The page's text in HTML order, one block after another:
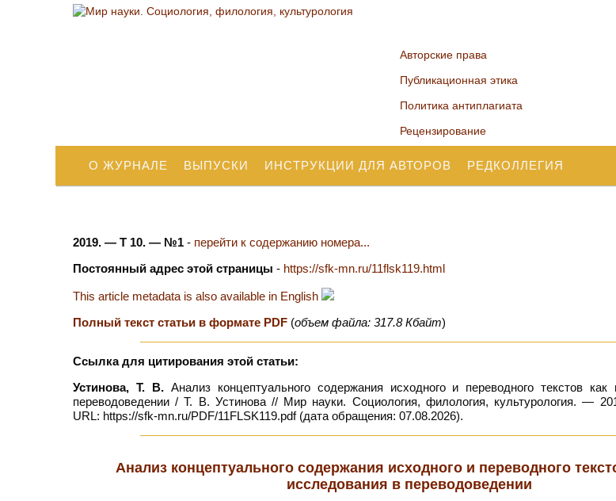
Авторские права
Публикационная этика
Политика антиплагиата
Рецензирование
О ЖУРНАЛЕ ВЫПУСКИ ИНСТРУКЦИИ ДЛЯ АВТОРОВ РЕДКОЛЛЕГИЯ
2019. — Т 10. — №1 - перейти к содержанию номера...
Постоянный адрес этой страницы - https://sfk-mn.ru/11flsk119.html
This article metadata is also available in English
Полный текст статьи в формате PDF (объем файла: 317.8 Кбайт)
Ссылка для цитирования этой статьи:
Устинова, Т. В.Анализ концептуального содержания исходного и переводного текстов
переводоведении / Т. В. Устинова // Мир науки. Социология, филология,
URL: https://sfk-mn.ru/PDF/11FLSK119.pdf (дата обращения: 07.08.2026).
Анализ концептуального содержания исходного и переводного
исследования в переводоведении